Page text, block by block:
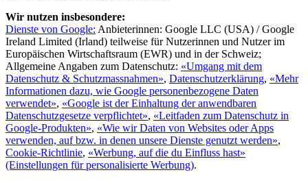
Wir nutzen insbesondere:
Dienste von Google: Anbieterinnen: Google LLC (USA) / Google
Ireland Limited (Irland) teilweise für Nutzerinnen und Nutzer im
Europäischen Wirtschaftsraum (EWR) und in der Schweiz;
Allgemeine Angaben zum Datenschutz: «Umgang mit dem
Datenschutz & Schutzmassnahmen», Datenschutzerklärung, «Mehr
Informationen dazu, wie Google personenbezogene Daten
verwendet», «Google ist der Einhaltung der anwendbaren
Datenschutzgesetze verpflichtet», «Leitfaden zum Datenschutz in
Google-Produkten», «Wie wir Daten von Websites oder Apps
verwenden, auf bzw. in denen unsere Dienste genutzt werden»,
Cookie-Richtlinie, «Werbung, auf die du Einfluss hast»
(Einstellungen für personalisierte Werbung).